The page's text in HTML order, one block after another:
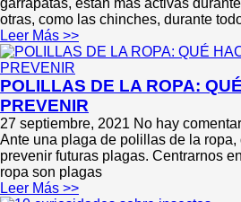
garrapatas, están más activas
otras, como las chinches, durante
Leer Más >>
POLILLAS DE LA ROPA:
PREVENIR
27 septiembre, 2021 No hay
Ante una plaga de polillas de la ropa,
prevenir futuras plagas. Centrarnos
ropa son plagas
Leer Más >>